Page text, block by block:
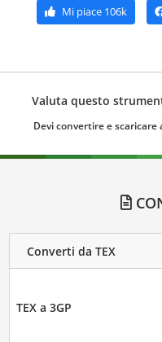
Mi piace 106k
Valuta questo
Devi convertire e
Converti da TEX
TEX a 3GP